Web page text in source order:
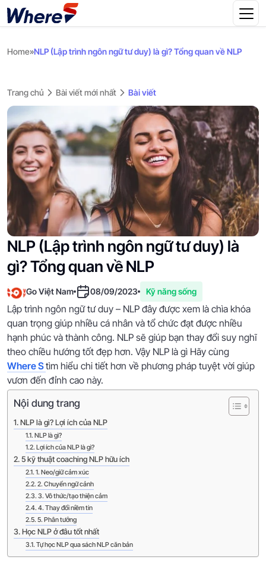
Home»NLP (Lập trình ngôn ngữ tư duy) là gì? Tổng quan về NLP
Trang chủ Bài viết mới nhất Bài viết
NLP (Lập trình ngôn ngữ tư duy) là
gì? Tổng quan về NLP
Go Việt Nam 08/09/2023 Kỹ năng sống
Lập trình ngôn ngữ tư duy – NLP đây được xem là chìa khóa
quan trọng giúp nhiều cá nhân và tổ chức đạt được nhiều
hạnh phúc và thành công. NLP sẽ giúp bạn thay đổi suy nghĩ
theo chiều hướng tốt đẹp hơn. Vậy NLP là gì Hãy cùng
Where Stìm hiểu chi tiết hơn về phương pháp tuyệt vời giúp
vươn đến đỉnh cao này.
Nội dung trang
NLP là gì? Lợi ích của NLP
NLP là gì?
Lợi ích của NLP là gì?
5 kỹ thuật coaching NLP hữu ích
1. Neo/giữ cảm xúc
2. Chuyển ngữ cảnh
3. Vô thức/tạo thiện cảm
4. Thay đổi niềm tin
5. Phân tưởng
Học NLP ở đâu tốt nhất
Tự học NLP qua sách NLP căn bản